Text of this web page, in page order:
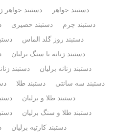
دستبند جواهر
دستبند جواهر
دستبند چرم
دستبند حصیری
دستبند روز گلد الماس
دستبند زنانه با سنگ برلیان
دستبند زنانه برلیان
دستبند
دستبند سه سانتی
دستبند طلا
دستبند طلا و برلیان
دستبند طلا و سنگ برلیان
دستبند کارتیه برلیان